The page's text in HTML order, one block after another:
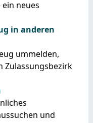
neues
in anderen
ummelden,
Zulassungsbezirk
und